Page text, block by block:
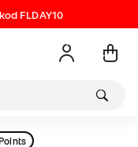
FLDAY10